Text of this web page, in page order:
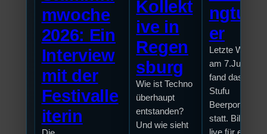
mwoche
2026: Ein
Interview
mit der
Festivalle
iterin
Kollekt
ive in
Regen
sburg
Wie ist Techno
überhaupt
entstanden?
Und wie sieht
er
Letzte Woche
am 7.Juli 2026
fand das erste
Stufu
statt. Bilal war
live für euch